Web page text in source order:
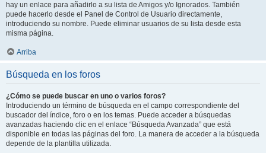
hay un enlace para añadirlo a su lista de Amigos y/o Ignorados. También
puede hacerlo desde el Panel de Control de Usuario directamente,
introduciendo su nombre. Puede eliminar usuarios de su lista desde esta
misma página.
Arriba
Búsqueda en los foros
¿Cómo se puede buscar en uno o varios foros?
Introduciendo un término de búsqueda en el campo correspondiente del
buscador del índice, foro o en los temas. Puede acceder a búsquedas
avanzadas haciendo clic en el enlace “Búsqueda Avanzada” que está
disponible en todas las páginas del foro. La manera de acceder a la búsqueda
depende de la plantilla utilizada.